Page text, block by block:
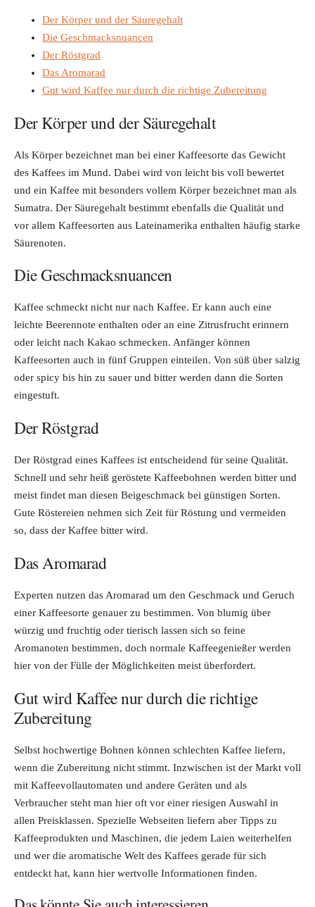
Der Körper und der Säuregehalt
Die Geschmacksnuancen
Der Röstgrad
Das Aromarad
Gut wird Kaffee nur durch die richtige Zubereitung
Der Körper und der Säuregehalt
Als Körper bezeichnet man bei einer Kaffeesorte das Gewicht
des Kaffees im Mund. Dabei wird von leicht bis voll bewertet
und ein Kaffee mit besonders vollem Körper bezeichnet man als
Sumatra. Der Säuregehalt bestimmt ebenfalls die Qualität und
vor allem Kaffeesorten aus Lateinamerika enthalten häufig starke
Säurenoten.
Die Geschmacksnuancen
Kaffee schmeckt nicht nur nach Kaffee. Er kann auch eine
leichte Beerennote enthalten oder an eine Zitrusfrucht erinnern
oder leicht nach Kakao schmecken. Anfänger können
Kaffeesorten auch in fünf Gruppen einteilen. Von süß über salzig
oder spicy bis hin zu sauer und bitter werden dann die Sorten
eingestuft.
Der Röstgrad
Der Röstgrad eines Kaffees ist entscheidend für seine Qualität.
Schnell und sehr heiß geröstete Kaffeebohnen werden bitter und
meist findet man diesen Beigeschmack bei günstigen Sorten.
Gute Röstereien nehmen sich Zeit für Röstung und vermeiden
so, dass der Kaffee bitter wird.
Das Aromarad
Experten nutzen das Aromarad um den Geschmack und Geruch
einer Kaffeesorte genauer zu bestimmen. Von blumig über
würzig und fruchtig oder tierisch lassen sich so feine
Aromanoten bestimmen, doch normale Kaffeegenießer werden
hier von der Fülle der Möglichkeiten meist überfordert.
Gut wird Kaffee nur durch die richtige
Zubereitung
Selbst hochwertige Bohnen können schlechten Kaffee liefern,
wenn die Zubereitung nicht stimmt. Inzwischen ist der Markt voll
mit Kaffeevollautomaten und andere Geräten und als
Verbraucher steht man hier oft vor einer riesigen Auswahl in
allen Preisklassen. Spezielle Webseiten liefern aber Tipps zu
Kaffeeprodukten und Maschinen, die jedem Laien weiterhelfen
und wer die aromatische Welt des Kaffees gerade für sich
entdeckt hat, kann hier wertvolle Informationen finden.